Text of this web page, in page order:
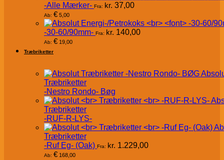
-Alle Mærker- Fra: kr. 37,00
Ab: € 5,00
-30-60/90mm- Fra: kr. 140,00
Ab: € 19,00
Træbriketter
Træbriketter
-Nestro Rondo- Bøg
Træbriketter
-RUF-R-LYS-
Træbriketter
-Ruf Eg- (Oak) Fra: kr. 1.229,00
Ab: € 168,00